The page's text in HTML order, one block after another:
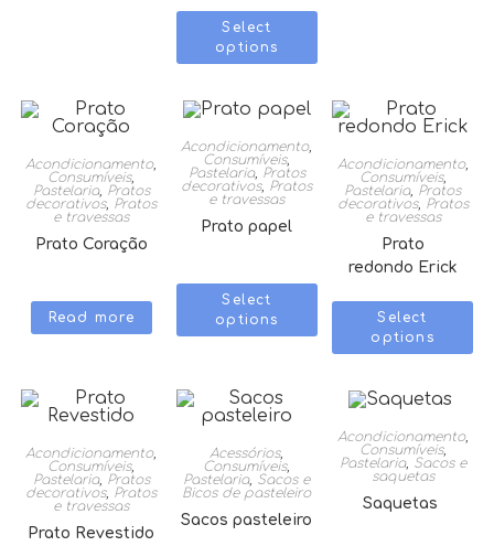
Select
options
Acondicionamento,
Consumíveis,
Pastelaria, Pratos
decorativos, Pratos
e travessas
Prato Coração
Read more
Acondicionamento,
Consumíveis,
Pastelaria, Pratos
decorativos, Pratos
e travessas
Prato papel
Select
options
Acondicionamento,
Consumíveis,
Pastelaria, Pratos
decorativos, Pratos
e travessas
Prato
redondo Erick
Select
options
Acondicionamento,
Consumíveis,
Pastelaria, Pratos
decorativos, Pratos
e travessas
Prato Revestido
Acessórios,
Consumíveis,
Pastelaria, Sacos e
Bicos de pasteleiro
Sacos pasteleiro
Acondicionamento,
Consumíveis,
Pastelaria, Sacos e
saquetas
Saquetas